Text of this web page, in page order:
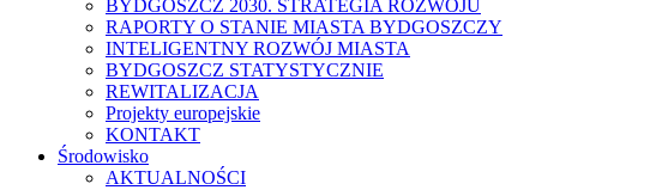
BYDGOSZCZ 2030. STRATEGIA ROZWOJU
RAPORTY O STANIE MIASTA BYDGOSZCZY
INTELIGENTNY ROZWÓJ MIASTA
BYDGOSZCZ STATYSTYCZNIE
REWITALIZACJA
Projekty europejskie
KONTAKT
Środowisko
AKTUALNOŚCI